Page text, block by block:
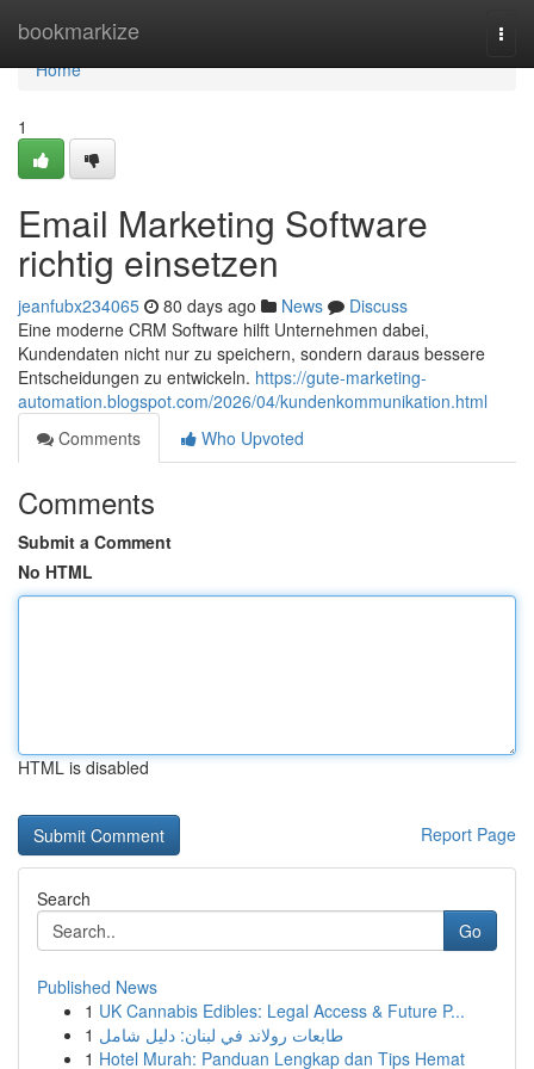
bookmarkize
Home
Home
1
Email Marketing Software
richtig einsetzen
jeanfubx234065 80 days ago News
Discuss
Eine moderne CRM Software hilft Unternehmen dabei,
Kundendaten nicht nur zu speichern, sondern daraus bessere
Entscheidungen zu entwickeln. https://gute-marketing-
automation.blogspot.com/2026/04/kundenkommunikation.html
Comments
Who Upvoted
Comments
Submit a Comment
No HTML
HTML is disabled
Report Page
Search
Go
Published News
1 UK Cannabis Edibles: Legal Access & Future P...
1 طابعات رولاند في لبنان: دليل شامل
1 Hotel Murah: Panduan Lengkap dan Tips Hemat